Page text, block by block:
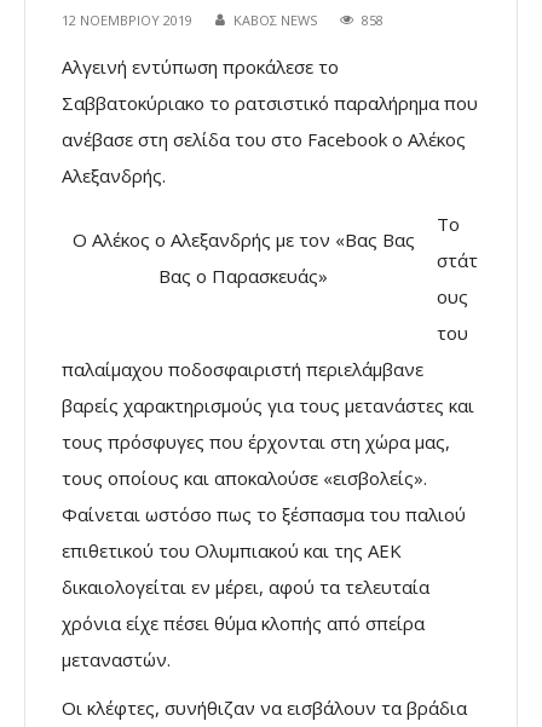
12 ΝΟΕΜΒΡΊΟΥ 2019 ΚΑΒΟΣ NEWS 858
Αλγεινή εντύπωση προκάλεσε το
Σαββατοκύριακο το ρατσιστικό παραλήρημα που
ανέβασε στη σελίδα του στο Facebook ο Αλέκος
Αλεξανδρής.
Ο Αλέκος ο Αλεξανδρής με τον «Βας Βας
Βας ο Παρασκευάς»
Το
στάτ
ους
του
παλαίμαχου ποδοσφαιριστή περιελάμβανε
βαρείς χαρακτηρισμούς για τους μετανάστες και
τους πρόσφυγες που έρχονται στη χώρα μας,
τους οποίους και αποκαλούσε «εισβολείς».
Φαίνεται ωστόσο πως το ξέσπασμα του παλιού
επιθετικού του Ολυμπιακού και της ΑΕΚ
δικαιολογείται εν μέρει, αφού τα τελευταία
χρόνια είχε πέσει θύμα κλοπής από σπείρα
μεταναστών.
Οι κλέφτες, συνήθιζαν να εισβάλουν τα βράδια